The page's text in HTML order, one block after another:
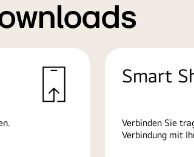
Smart
Verbinden Sie
Verbindung mit